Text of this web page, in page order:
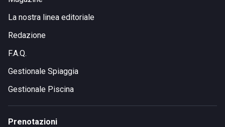
La nostra linea editoriale
Redazione
F.A.Q.
Gestionale Spiaggia
Gestionale Piscina
Prenotazioni